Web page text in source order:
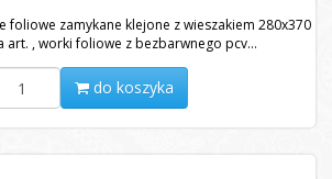
zamykane klejone z wieszakiem 280x370
art. , worki foliowe z bezbarwnego pcv...
do koszyka